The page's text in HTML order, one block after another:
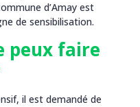
d’Amay est
de sensibilisation.
peux faire
il est demandé de